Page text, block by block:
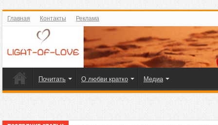
Главная Контакты Реклама
Почитать О любви кратко Медиа